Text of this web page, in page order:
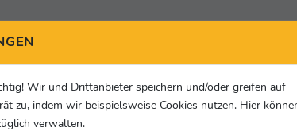
Tochterunternehmen des im deutschsprachigen Raum
im Rahmen des
Wir und Drittanbieter speichern und/oder greifen auf
zu, indem wir beispielsweise Cookies nutzen. Hier
verwalten.